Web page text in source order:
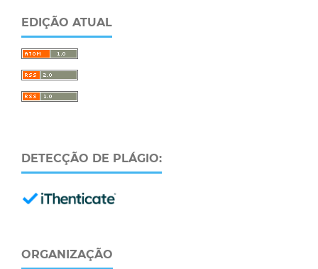
EDIÇÃO ATUAL
DETECÇÃO DE PLÁGIO:
ORGANIZAÇÃO